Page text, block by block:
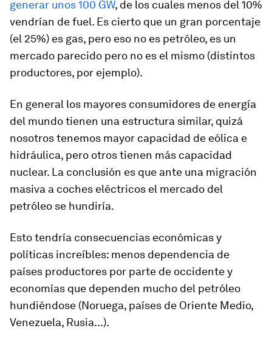
generar unos 100 GW, de los cuales menos del 10%
vendrían de fuel. Es cierto que un gran porcentaje
(el 25%) es gas, pero eso no es petróleo, es un
mercado parecido pero no es el mismo (distintos
productores, por ejemplo).
En general los mayores consumidores de energía
del mundo tienen una estructura similar, quizá
nosotros tenemos mayor capacidad de eólica e
hidráulica, pero otros tienen más capacidad
nuclear. La conclusión es que ante una migración
masiva a coches eléctricos el mercado del
petróleo se hundiría.
Esto tendría consecuencias económicas y
políticas increíbles: menos dependencia de
países productores por parte de occidente y
economías que dependen mucho del petróleo
hundiéndose (Noruega, países de Oriente Medio,
Venezuela, Rusia...).